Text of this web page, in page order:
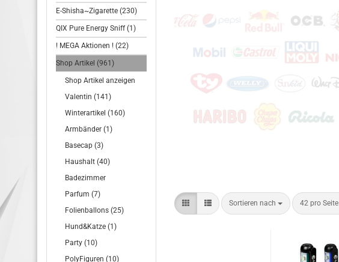
Sortieren nach 42 pro Seite
E-Shisha~Zigarette (230)
QIX Pure Energy Sniff (1)
! MEGA Aktionen ! (22)
Shop Artikel (961)
Shop Artikel anzeigen
Valentin (141)
Winterartikel (160)
Armbänder (1)
Basecap (3)
Haushalt (40)
Badezimmer
Parfum (7)
Folienballons (25)
Hund&Katze (1)
Party (10)
PolyFiguren (10)